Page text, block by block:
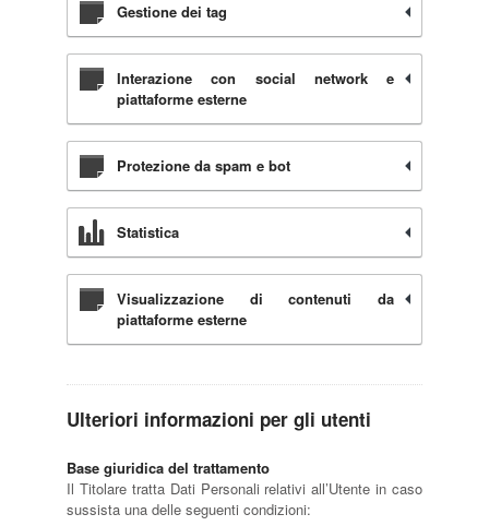
Gestione dei tag
Interazione con social network e
piattaforme esterne
Protezione da spam e bot
Statistica
Visualizzazione di contenuti da
piattaforme esterne
Ulteriori informazioni per gli utenti
Base giuridica del trattamento
Il Titolare tratta Dati Personali relativi all’Utente in caso
sussista una delle seguenti condizioni: